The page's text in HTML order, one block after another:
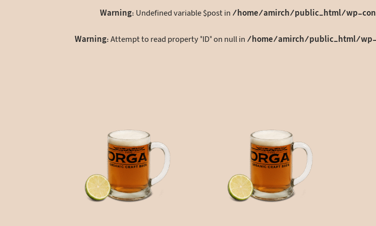
Warning: Undefined variable $post in/home/amirch/public_html/wp-
Warning: Attempt to read property "ID" on null in/home/amirch/public_html/